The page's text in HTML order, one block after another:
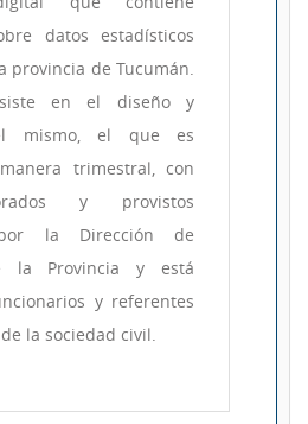
datos estadísticos
provincia de Tucumán.
en el diseño y
mismo, el que es
trimestral, con
y provistos
la Dirección de
la Provincia y está
y referentes
la sociedad civil.